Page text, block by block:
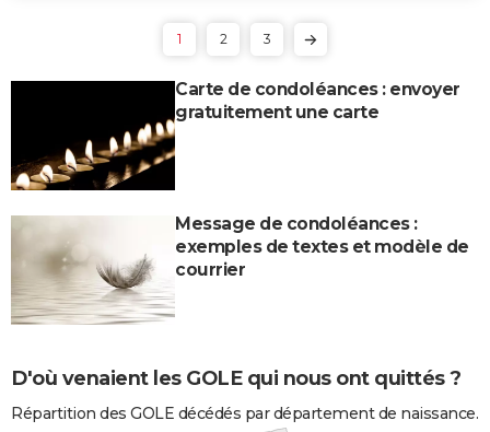
1 2 3
Carte de condoléances : envoyer
gratuitement une carte
Message de condoléances :
exemples de textes et modèle de
courrier
D'où venaient les GOLE qui nous ont quittés ?
Répartition des GOLE décédés par département de naissance.